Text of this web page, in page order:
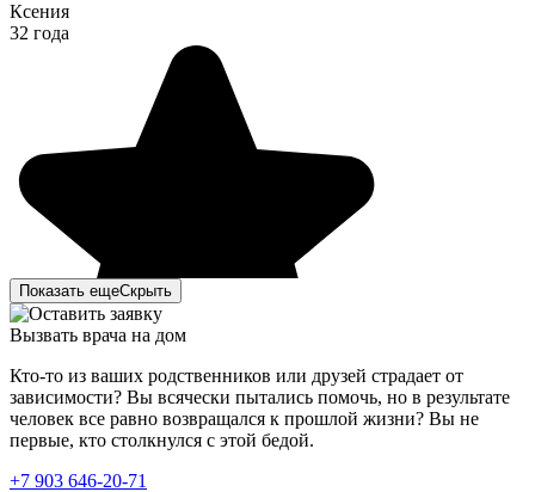
Ксения
32 года
Показать ещеСкрыть
Вызвать врача на дом
Кто-то из ваших родственников или друзей страдает от
зависимости? Вы всячески пытались помочь, но в результате
человек все равно возвращался к прошлой жизни? Вы не
первые, кто столкнулся с этой бедой.
+7 903 646-20-71